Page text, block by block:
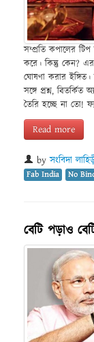
সম্প্রতি কপালের টিপ
করে। কিন্তু কেন?
ঘোষণা করার
সঙ্গে প্রশ্ন,
তৈরি হচ্ছে না তো!
Read more
byসংবিদা
Fab India No
বেটি পড়াও